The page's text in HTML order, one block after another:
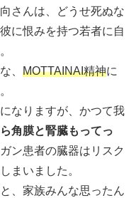
さんは、どうせ死ぬな
に恨みを持つ若者に自
、 MOTTAINAI精神に
なりますが、かつて我
角膜と腎臓もってっ
ン患者の臓器はリスク
まいました。
、家族みんな思ったん